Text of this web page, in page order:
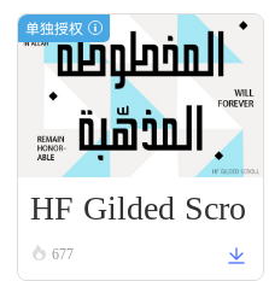
ular
单独授权
HF Gilded Scro
ll677